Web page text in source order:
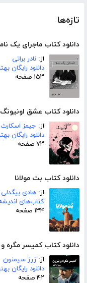
تازه‌ها
دانلود کتاب ماجرای یک
از: نادر براتی
دانلود رایگان
۱۵۳ صفحه
دانلود کتاب عشق اونیونگ
از: جیمز
دانلود رایگان
۷۳ صفحه
دانلود کتاب بت مولانا
از: هادی بیگدلی
کتاب‌های
۱۳۴ صفحه
دانلود کتاب کمیسر مگره
از:ژرژ سیمنون
دانلود رایگان
۴۲ صفحه